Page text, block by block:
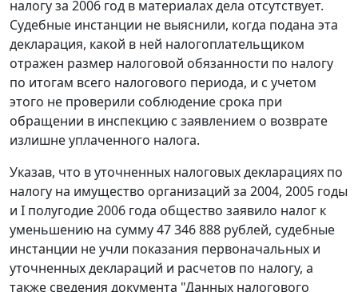
налогу за 2006 год в материалах дела отсутствует.
Судебные инстанции не выяснили, когда подана эта
декларация, какой в ней налогоплательщиком
отражен размер налоговой обязанности по налогу
по итогам всего налогового периода, и с учетом
этого не проверили соблюдение срока при
обращении в инспекцию с заявлением о возврате
излишне уплаченного налога.
Указав, что в уточненных налоговых декларациях по
налогу на имущество организаций за 2004, 2005 годы
и I полугодие 2006 года общество заявило налог к
уменьшению на сумму 47 346 888 рублей, судебные
инстанции не учли показания первоначальных и
уточненных деклараций и расчетов по налогу, а
также сведения документа "Данных налогового